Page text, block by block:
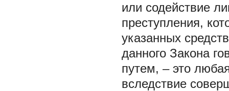
или содействие
преступления,
указанных
данного Закона
путем, – это
вследствие